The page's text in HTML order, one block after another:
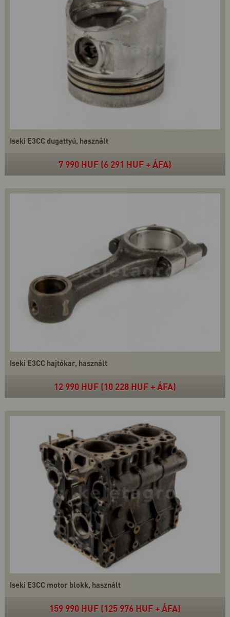
Iseki E3CC dugattyú, használt
7 990 HUF (6 291 HUF + ÁFA)
Iseki E3CC hajtókar, használt
12 990 HUF (10 228 HUF + ÁFA)
Iseki E3CC motor blokk, használt
159 990 HUF (125 976 HUF + ÁFA)